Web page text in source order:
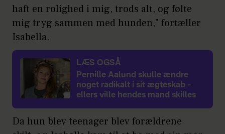
haft en rolighed i mig, trods alt, og følte
mig tryg sammen med hunden," fortæller
Isabella.
LÆS OGSÅ
Pernille Aalund skulle ændre
noget radikalt i sit ægteskab –
ellers ville hendes mand skilles
Da hun blev teenager blev forældrene